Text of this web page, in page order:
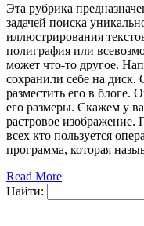
Эта рубрика
задачей поиска
иллюстрирования
полиграфия или
может что-то другое.
сохранили себе на диск.
разместить его в блоге.
его размеры. Скажем у
растровое
всех кто пользуется
программа, которая
Read More
Найти: